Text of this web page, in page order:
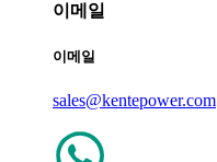
이메일
이메일
sales@kentepower.com